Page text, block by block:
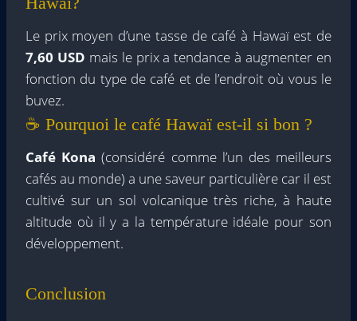
Le prix moyen d’une tasse de café à Hawaï est de
7,60 USD mais le prix a tendance à augmenter en
fonction du type de café et de l’endroit où vous le
buvez.
☕ Pourquoi le café Hawaï est-il si bon ?
Café Kona (considéré comme l’un des meilleurs
cafés au monde) a une saveur particulière car il est
cultivé sur un sol volcanique très riche, à haute
altitude où il y a la température idéale pour son
développement.
Conclusion